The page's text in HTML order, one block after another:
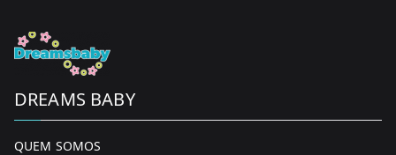
DREAMS BABY
QUEM SOMOS